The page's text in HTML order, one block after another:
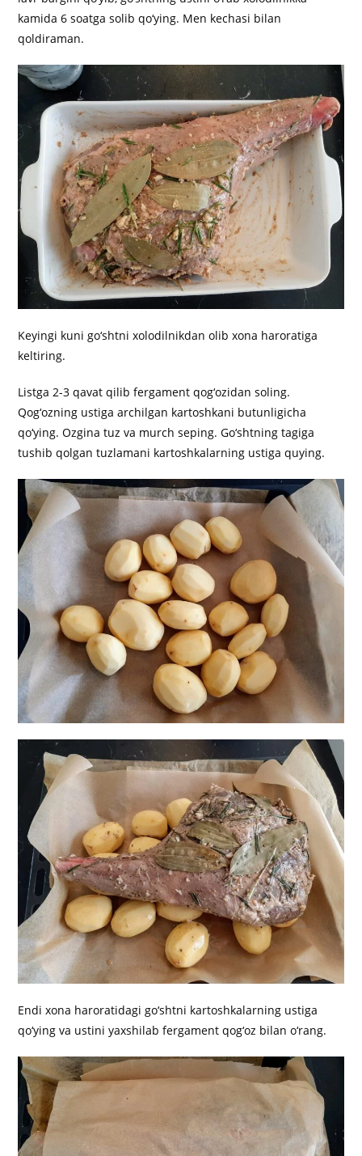
kamida 6 soatga solib qo‘ying. Men kechasi bilan
qoldiraman.
Keyingi kuni go‘shtni xolodilnikdan olib xona haroratiga
keltiring.
Listga 2-3 qavat qilib fergament qog‘ozidan soling.
Qog‘ozning ustiga archilgan kartoshkani butunligicha
qo‘ying. Ozgina tuz va murch seping. Go‘shtning tagiga
tushib qolgan tuzlamani kartoshkalarning ustiga quying.
Endi xona haroratidagi go‘shtni kartoshkalarning ustiga
qo‘ying va ustini yaxshilab fergament qog‘oz bilan o‘rang.